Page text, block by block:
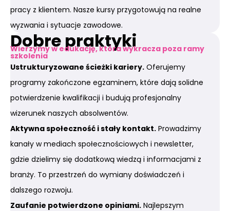
pracy z klientem. Nasze kursy przygotowują na realne
wyzwania i sytuacje zawodowe.
Dobre praktyki
Wierzymy w edukację, która wykracza poza ramy
szkolenia
Ustrukturyzowane ścieżki kariery. Oferujemy
programy zakończone egzaminem, które dają solidne
potwierdzenie kwalifikacji i budują profesjonalny
wizerunek naszych absolwentów.
Aktywna społeczność i stały kontakt. Prowadzimy
kanały w mediach społecznościowych i newsletter,
gdzie dzielimy się dodatkową wiedzą i informacjami z
branży. To przestrzeń do wymiany doświadczeń i
dalszego rozwoju.
Zaufanie potwierdzone opiniami. Najlepszym